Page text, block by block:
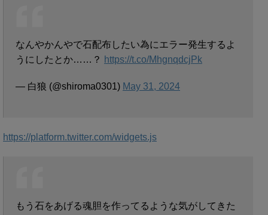
なんやかんやで石配布したい為にエラー発生するよ
うにしたとか……？ https://t.co/MhgnqdcjPk
— 白狼 (@shiroma0301) May 31, 2024
https://platform.twitter.com/widgets.js
もう石をあげる魂胆を作ってるような気がしてきた